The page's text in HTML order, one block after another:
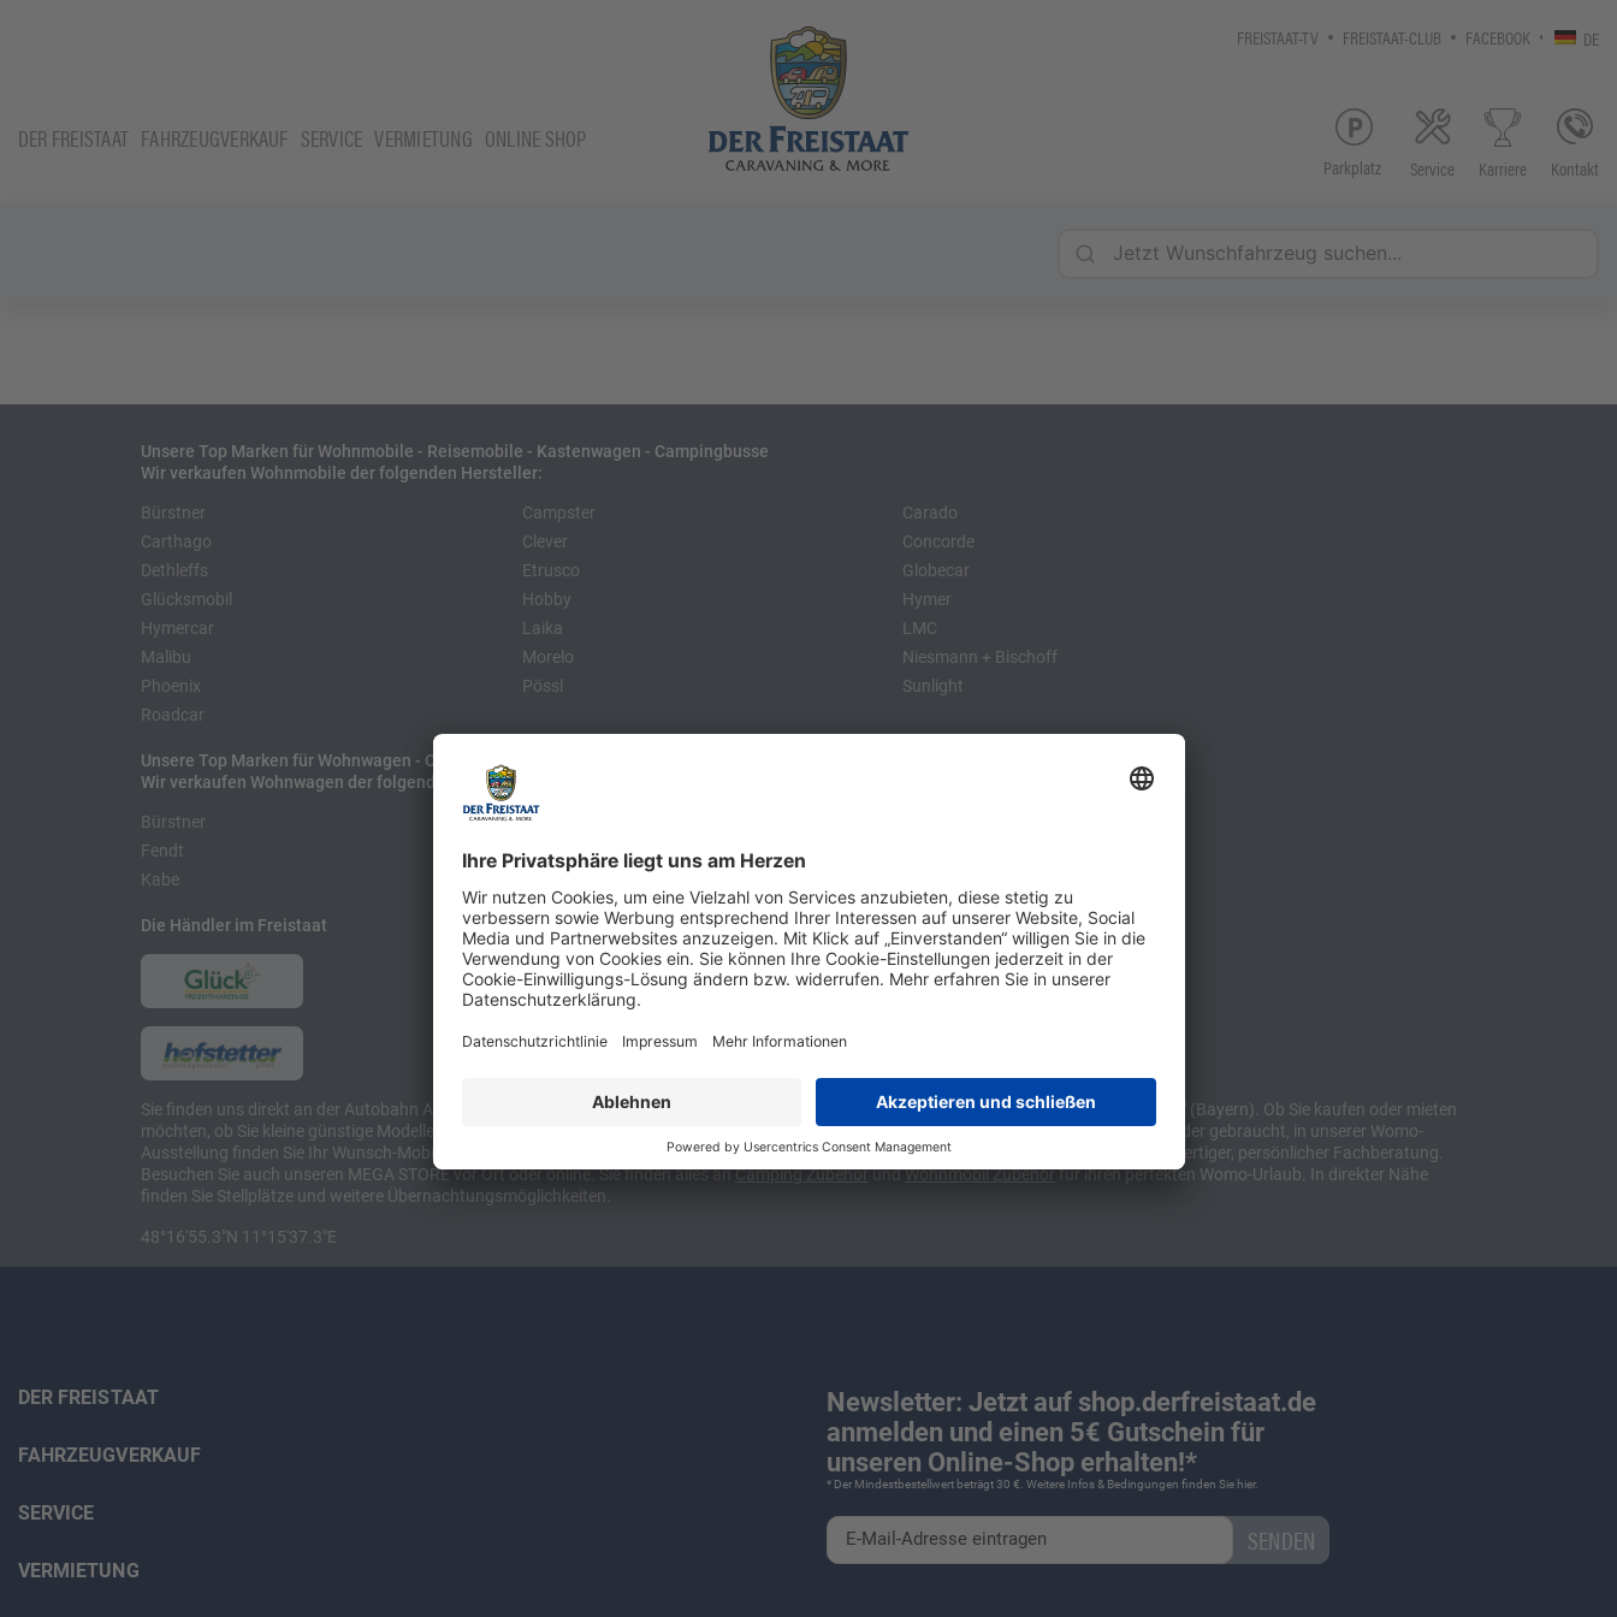
FREISTAAT-TV FREISTAAT-CLUB FACEBOOK DE
DER FREISTAAT FAHRZEUGVERKAUF SERVICE VERMIETUNG ONLINE SHOP
Parkplatz Service Karriere Kontakt
Unsere Top Marken für Wohnmobile - Reisemobile - Kastenwagen - Campingbusse
Wir verkaufen Wohnmobile der folgenden Hersteller:
Bürstner
Carthago
Dethleffs
Glücksmobil
Hymercar
Malibu
Phoenix
Roadcar
Campster
Clever
Etrusco
Hobby
Laika
Morelo
Pössl
Carado
Concorde
Globecar
Hymer
LMC
Niesmann + Bischoff
Sunlight
Unsere Top Marken für Wohnwagen - Caravans
Wir verkaufen Wohnwagen der folgenden Hersteller:
Bürstner
Fendt
Kabe
Hobby
LMC
Die Händler im Freistaat
Sie finden uns direkt an der Autobahn A8 zwischen München und Stuttgart, 10 Minuten vor der Stadtgrenze Münchens, Ausfahrt "Sulzemoos" (Bayern). Ob Sie kaufen oder mieten
möchten, ob Sie kleine günstige Modelle suchen, etwa kompakte Camper Vans, oder den puren Luxus. Ob Caravan oder Wohnmobil, ob neu oder gebraucht, in unserer Womo-
Ausstellung finden Sie Ihr Wunsch-Mobil und alles für Camping und Caravaning! Wohnmobilverkauf und Wohnwagenverkauf inklusive hochwertiger, persönlicher Fachberatung.
Besuchen Sie auch unseren MEGA STORE vor Ort oder online. Sie finden alles anCampingZubehörundWohnmobil Zubehörfür ihren perfekten Womo-Urlaub. In direkter Nähe
finden Sie Stellplätze und weitere Übernachtungsmöglichkeiten.
48°16'55.3"N 11°15'37.3"E
DER FREISTAAT
FAHRZEUGVERKAUF
SERVICE
VERMIETUNG
Newsletter: Jetzt auf shop.derfreistaat.de
anmelden und einen 5€ Gutschein für
unseren Online-Shop erhalten!*
* Der Mindestbestellwert beträgt 30 €. Weitere Infos & Bedingungen finden Sie hier.